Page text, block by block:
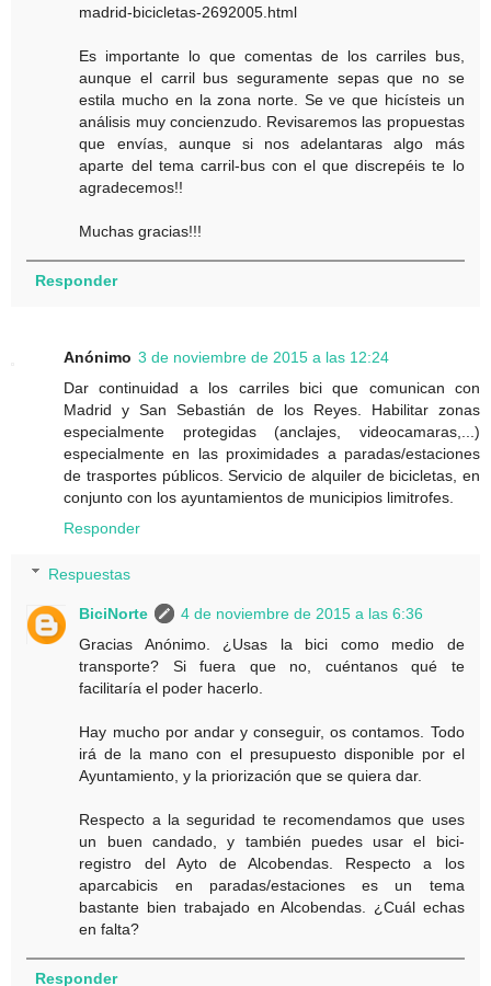
madrid-bicicletas-2692005.html
Es importante lo que comentas de los carriles bus,
aunque el carril bus seguramente sepas que no se
estila mucho en la zona norte. Se ve que hicísteis un
análisis muy concienzudo. Revisaremos las propuestas
que envías, aunque si nos adelantaras algo más
aparte del tema carril-bus con el que discrepéis te lo
agradecemos!!
Muchas gracias!!!
Responder
Anónimo 3 de noviembre de 2015 a las 12:24
Dar continuidad a los carriles bici que comunican con
Madrid y San Sebastián de los Reyes. Habilitar zonas
especialmente protegidas (anclajes, videocamaras,...)
especialmente en las proximidades a paradas/estaciones
de trasportes públicos. Servicio de alquiler de bicicletas, en
conjunto con los ayuntamientos de municipios limitrofes.
Responder
Respuestas
BiciNorte
4 de noviembre de 2015 a las 6:36
Gracias Anónimo. ¿Usas la bici como medio de
transporte? Si fuera que no, cuéntanos qué te
facilitaría el poder hacerlo.
Hay mucho por andar y conseguir, os contamos. Todo
irá de la mano con el presupuesto disponible por el
Ayuntamiento, y la priorización que se quiera dar.
Respecto a la seguridad te recomendamos que uses
un buen candado, y también puedes usar el bici-
registro del Ayto de Alcobendas. Respecto a los
aparcabicis en paradas/estaciones es un tema
bastante bien trabajado en Alcobendas. ¿Cuál echas
en falta?
Responder